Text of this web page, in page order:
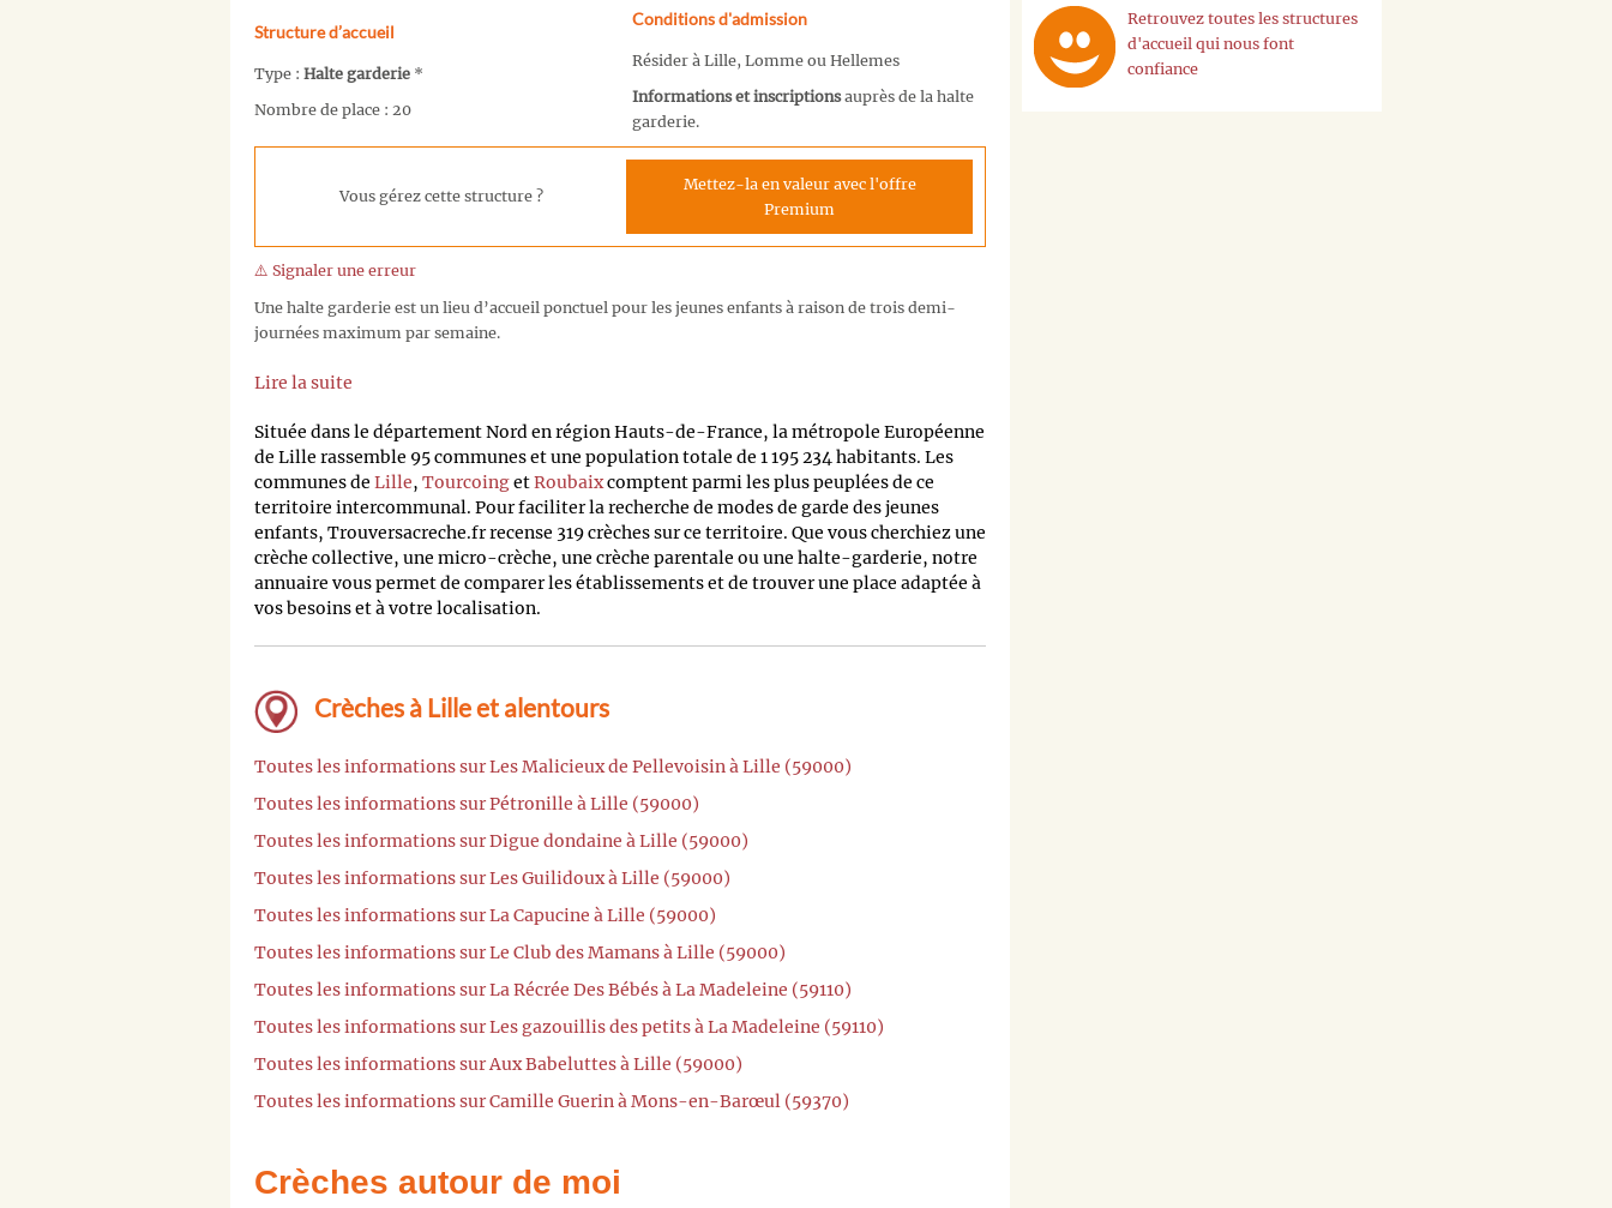
Structure d’accueil
Type : Halte garderie *
Nombre de place : 20
Conditions d'admission
Résider à Lille, Lomme ou Hellemes
Informations et inscriptionsauprès de la halte
garderie.
Vous gérez cette structure ?
Mettez-la en valeur avec l'offre
Premium
⚠️ Signaler une erreur
Une halte garderie est un lieu d’accueil ponctuel pour les jeunes enfants à raison de trois demi-
journées maximum par semaine.
Lire la suite
Située dans le département Nord en région Hauts-de-France, la métropole Européenne
de Lille rassemble 95 communes et une population totale de 1 195 234 habitants. Les
communes de Lille, TourcoingetRoubaixcomptent parmi les plus peuplées de ce
territoire intercommunal. Pour faciliter la recherche de modes de garde des jeunes
enfants, Trouversacreche.fr recense 319 crèches sur ce territoire. Que vous cherchiez une
crèche collective, une micro-crèche, une crèche parentale ou une halte-garderie, notre
annuaire vous permet de comparer les établissements et de trouver une place adaptée à
vos besoins et à votre localisation.
Crèches à Lille et alentours
Toutes les informations sur Les Malicieux de Pellevoisin à Lille (59000)
Toutes les informations sur Pétronille à Lille (59000)
Toutes les informations sur Digue dondaine à Lille (59000)
Toutes les informations sur Les Guilidoux à Lille (59000)
Toutes les informations sur La Capucine à Lille (59000)
Toutes les informations sur Le Club des Mamans à Lille (59000)
Toutes les informations sur La Récrée Des Bébés à La Madeleine (59110)
Toutes les informations sur Les gazouillis des petits à La Madeleine (59110)
Toutes les informations sur Aux Babeluttes à Lille (59000)
Toutes les informations sur Camille Guerin à Mons-en-Barœul (59370)
Crèches autour de moi
Retrouvez toutes les structures
d'accueil qui nous font
confiance